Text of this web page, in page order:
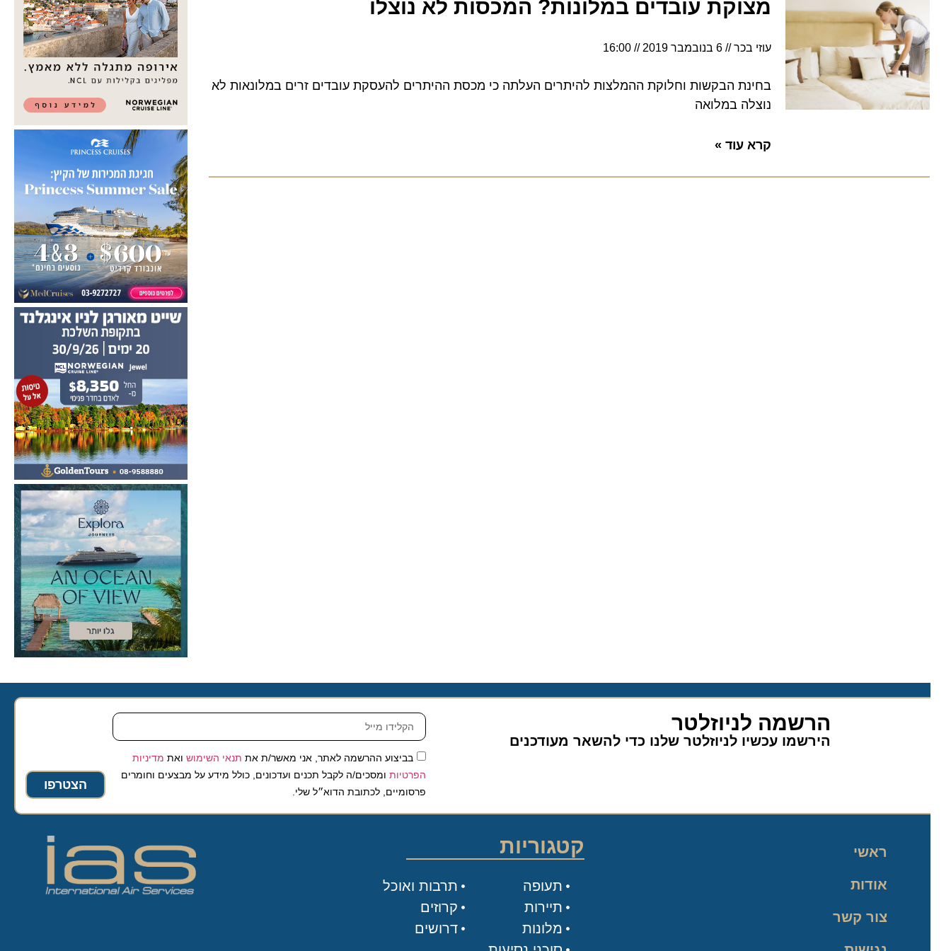
מצוקת עובדים במלונות? המכסות לא נוצלו
עוזי בכר 6 בנובמבר 2019 16:00
בחינת הבקשות וחלוקת ההמלצות להיתרים העלתה כי מכסת ההיתרים להעסקת עובדים זרים במלונאות לא
נוצלה במלואה
קרא עוד »
הרשמה לניוזלטר
הירשמו עכשיו לניוזלטר שלנו כדי להשאר מעודכנים
בביצוע ההרשמה לאתר, אני מאשר/ת אתתנאי השימושואת מדיניות
הפרטיותומסכים/ה לקבל תכנים ועדכונים, כולל מידע על מבצעים וחומרים
פרסומיים, לכתובת הדוא״ל שלי.
הצטרפו
ראשי
אודות
צור קשר
קטגוריות
תעופה
תיירות
מלונות
תרבות ואוכל
קרוזים
דרושים